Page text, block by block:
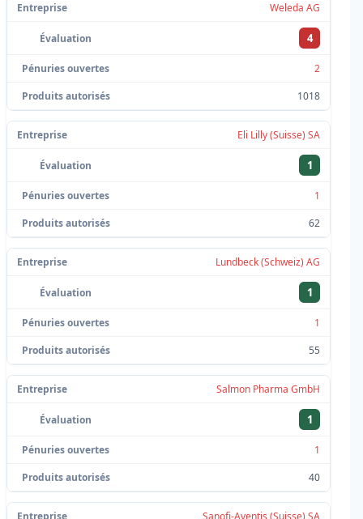
Weleda AG
4
2
1018
Eli Lilly (Suisse) SA
1
1
62
Lundbeck (Schweiz) AG
1
1
55
Salmon Pharma GmbH
1
1
40
Sanofi-Aventis (Suisse) SA